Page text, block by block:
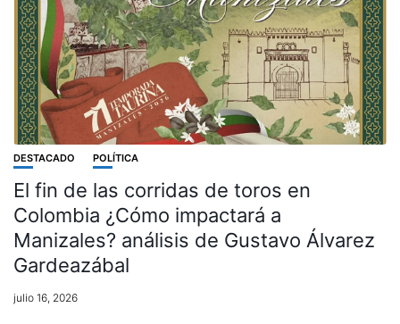
DESTACADO POLÍTICA
El fin de las corridas de toros en
Colombia ¿Cómo impactará a
Manizales? análisis de Gustavo Álvarez
Gardeazábal
julio 16, 2026